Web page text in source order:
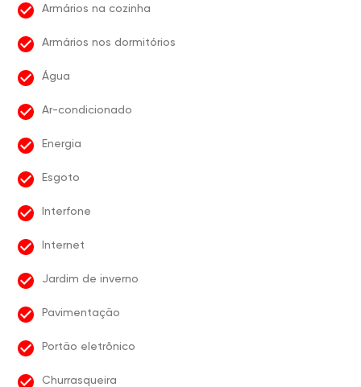
Armários na cozinha
Armários nos dormitórios
Água
Ar-condicionado
Energia
Esgoto
Interfone
Internet
Jardim de inverno
Pavimentação
Portão eletrônico
Churrasqueira